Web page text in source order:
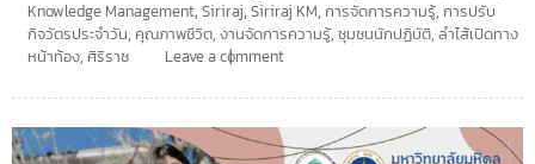
Knowledge Management, Siriraj, Siriraj KM, การจัดการความรู้, การปรับ
กิจวัตรประจำวัน, คุณภาพชีวิต, งานจัดการความรู้, ชุมชนนักปฏิบัติ, ลำไส้เปิดทาง
หน้าท้อง, ศิริราช Leave a comment